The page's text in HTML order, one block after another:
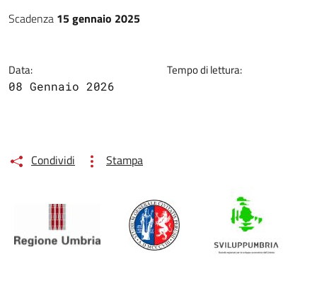
Scadenza 15 gennaio 2025
Data:
08 Gennaio 2026
Tempo di lettura:
Condividi Stampa